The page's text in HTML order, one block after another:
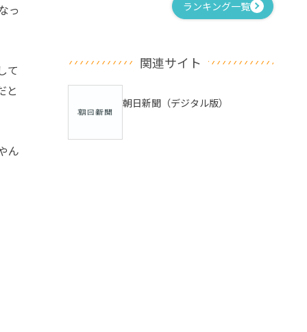
っ
て
と
ん
ランキング一覧
関連サイト
朝日新聞（デジタル版）